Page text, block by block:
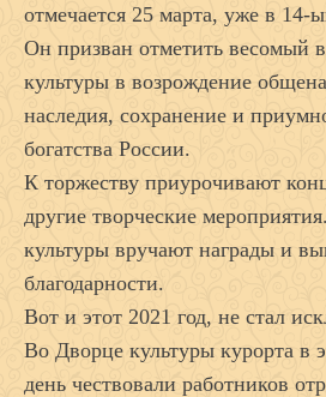
отмечается 25 марта, уже в 14-
Он призван отметить весомый
культуры в возрождение
наследия, сохранение и
богатства России.
К торжеству приурочивают
другие творческие
культуры вручают награды и
благодарности.
Вот и этот 2021 год, не стал
Во Дворце культуры курорта в
день чествовали работников